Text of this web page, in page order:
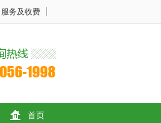
服务及收费
首页